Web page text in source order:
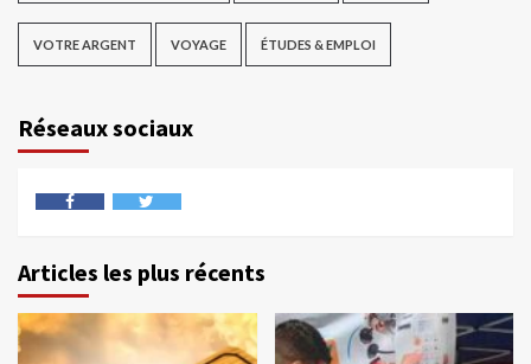
VOTRE ARGENT VOYAGE ÉTUDES & EMPLOI
Réseaux sociaux
Articles les plus récents